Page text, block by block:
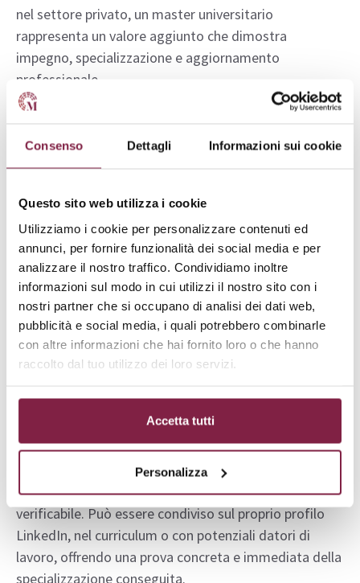
Consenso Dettagli Informazioni sui cookie
Questo sito web utilizza i cookie
Utilizziamo i cookie per personalizzare contenuti ed
annunci, per fornire funzionalità dei social media e per
analizzare il nostro traffico. Condividiamo inoltre
informazioni sul modo in cui utilizzi il nostro sito con i
nostri partner che si occupano di analisi dei dati web,
pubblicità e social media, i quali potrebbero combinarle
con altre informazioni che hai fornito loro o che hanno
raccolto dal tuo utilizzo dei loro servizi.
Accetta tutti
Personalizza
nel settore privato, un master universitario
rappresenta un valore aggiunto che dimostra
impegno, specializzazione e aggiornamento
professionale.
possesso di un titolo post-laurea è considerato
requisito preferenziale o necessario per accedere a
Inoltre,l’efficacia dei master è garantita dalla
struttura dei corsi stessi: ogni programma è
costruito secondo i criteri fissati dal MUR per quanto
riguarda durata, contenuti didattici, modalità di
valutazione e rilascio dei CFU.
Anche i master part-time Sole 24 ORE non afferenti
termine del percorso, infatti, gli iscritti ricevonoun
certificato ufficiale e un badge digitale
attestano le competenze acquisite e l’impegno
dimostrato. Il badge, rilasciato come NFT (Non-
Fungible Token), è unico, personalizzato e facilmente
verificabile. Può essere condiviso sul proprio profilo
LinkedIn, nel curriculum o con potenziali datori di
lavoro, offrendo una prova concreta e immediata della
specializzazione conseguita.